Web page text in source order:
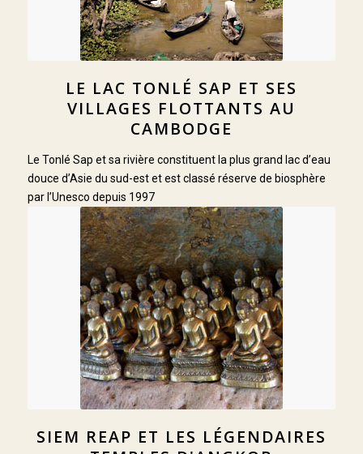
LE LAC TONLÉ SAP ET SES
VILLAGES FLOTTANTS AU
CAMBODGE
Le Tonlé Sap et sa rivière constituent la plus grand lac d’eau
douce d’Asie du sud-est et est classé réserve de biosphère
par l’Unesco depuis 1997
SIEM REAP ET LES LÉGENDAIRES